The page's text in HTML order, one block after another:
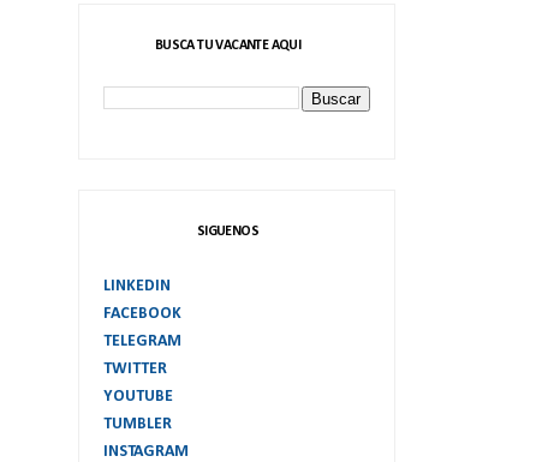
BUSCA TU VACANTE AQUI
SIGUENOS
LINKEDIN
FACEBOOK
TELEGRAM
TWITTER
YOUTUBE
TUMBLER
INSTAGRAM